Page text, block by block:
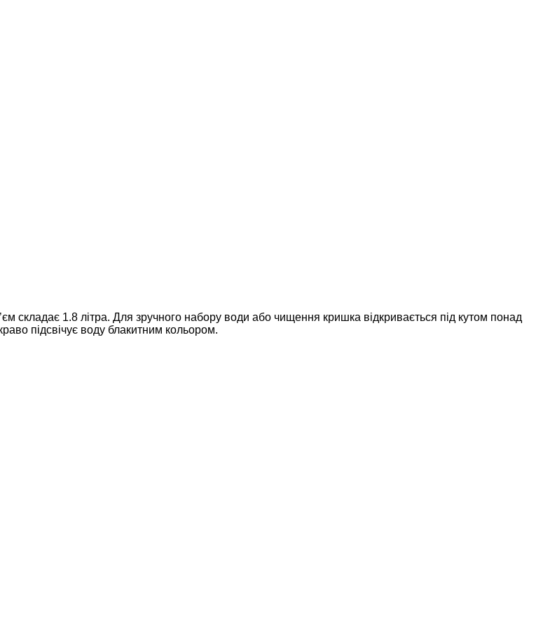
складає 1.8 літра. Для зручного набору води або чищення кришка відкривається під кутом понад
підсвічує воду блакитним кольором.